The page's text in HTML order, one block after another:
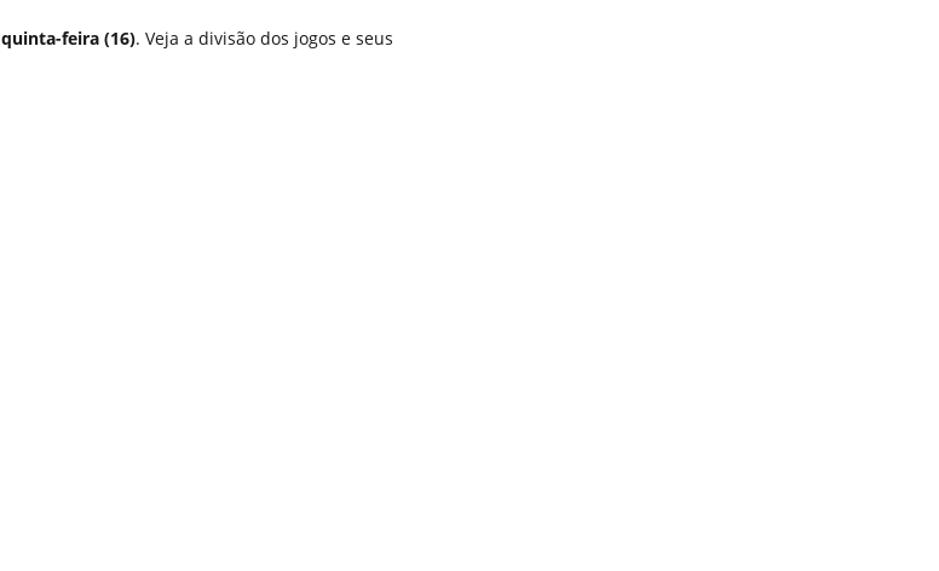
quinta-feira (16). Veja a divisão dos jogos e seus